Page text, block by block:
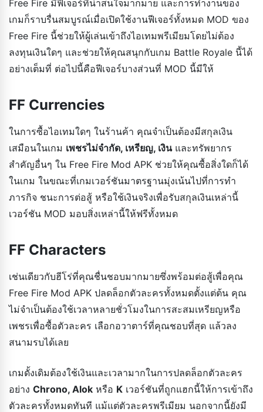
Free Fire มีฟีเจอร์ที่น่าสนใจมากมาย และการทำงานของ
เกมก็ราบรื่นสมบูรณ์เมื่อเปิดใช้งานฟีเจอร์ทั้งหมด MOD ของ
Free Fire นี้ช่วยให้ผู้เล่นเข้าถึงไอเทมพรีเมียมโดยไม่ต้อง
ลงทุนเงินใดๆ และช่วยให้คุณสนุกกับเกม Battle Royale นี้ได้
อย่างเต็มที่ ต่อไปนี้คือฟีเจอร์บางส่วนที่ MOD นี้มีให้
FF Currencies
ในการซื้อไอเทมใดๆ ในร้านค้า คุณจำเป็นต้องมีสกุลเงิน
เสมือนในเกม เพชรไม่จำกัด, เหรียญ, เงินและทรัพยากร
สำคัญอื่นๆ ใน Free Fire Mod APK ช่วยให้คุณซื้อสิ่งใดก็ได้
ในเกม ในขณะที่เกมเวอร์ชันมาตรฐานมุ่งเน้นไปที่การทำ
ภารกิจ ชนะการต่อสู้ หรือใช้เงินจริงเพื่อรับสกุลเงินเหล่านี้
เวอร์ชัน MOD มอบสิ่งเหล่านี้ให้ฟรีทั้งหมด
FF Characters
เช่นเดียวกับฮีโร่ที่คุณชื่นชอบมากมายซึ่งพร้อมต่อสู้เพื่อคุณ
Free Fire Mod APK ปลดล็อกตัวละครทั้งหมดตั้งแต่ต้น คุณ
ไม่จำเป็นต้องใช้เวลาหลายชั่วโมงในการสะสมเหรียญหรือ
เพชรเพื่อซื้อตัวละคร เลือกอวาตาร์ที่คุณชอบที่สุด แล้วลง
สนามรบได้เลย
เกมดั้งเดิมต้องใช้เงินและเวลามากในการปลดล็อกตัวละคร
อย่าง Chrono, Alok หรือ K เวอร์ชันที่ถูกแฮกนี้ให้การเข้าถึง
ตัวละครทั้งหมดทันที แม้แต่ตัวละครพรีเมียม นอกจากนี้ยังมี